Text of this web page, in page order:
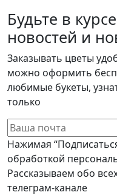
Будьте в
новостей и
Заказывать цветы
можно оформить
любимые букеты,
только
Нажимая
обработкой
Рассказываем обо
телеграм-канале